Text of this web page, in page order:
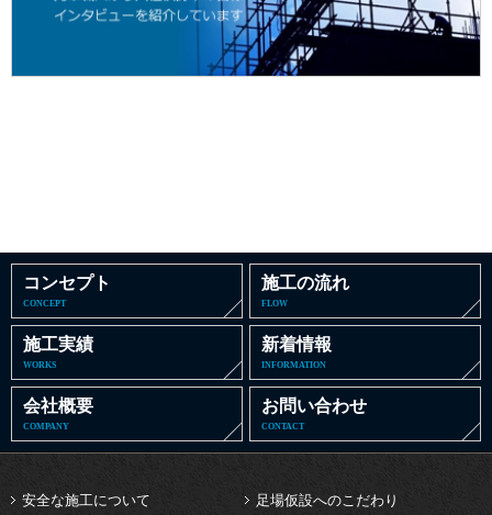
コンセプト
CONCEPT
施工の流れ
FLOW
施工実績
WORKS
新着情報
INFORMATION
会社概要
COMPANY
お問い合わせ
CONTACT
安全な施工について 足場仮設へのこだわり